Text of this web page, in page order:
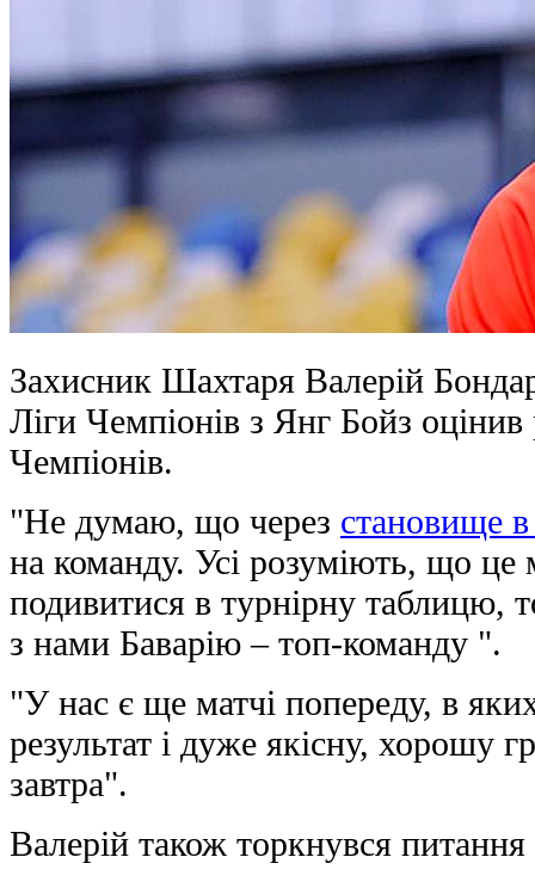
Захисник Шахтаря Валерій
Ліги Чемпіонів з Янг Бойз оцінив
Чемпіонів.
"Не думаю, що через становище в
на команду. Усі розуміють, що це
подивитися в турнірну
з нами Баварію – топ-команду ".
"У нас є ще матчі попереду, в
результат і дуже якісну, хорошу
завтра".
Валерій також торкнувся